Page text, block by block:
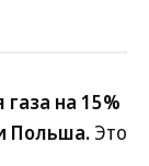
на 15%
Польша. Это